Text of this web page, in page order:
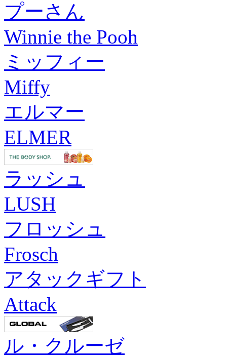
プーさん
Winnie the Pooh
ミッフィー
Miffy
エルマー
ELMER
ラッシュ
LUSH
フロッシュ
Frosch
アタックギフト
Attack
ル・クルーゼ